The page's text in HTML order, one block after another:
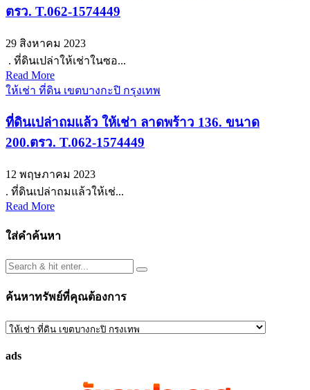
ตรว. T.062-1574449
29 สิงหาคม 2023
. ที่ดินเปล่าให้เช่าในซอ...
Read More
ให้เช่า ที่ดิน เขตบางกะปิ กรุงเทพ
ที่ดินเปล่าถมแล้ว ให้เช่า ลาดพร้าว 136. ขนาด
200.ตรว. T.062-1574449
12 พฤษภาคม 2023
. ที่ดินเปล่าถมแล้วให้เช่...
Read More
ใส่คำค้นหา
ค้นหาทรัพย์ที่คุณต้องการ
ค้นหา
ที่
ads